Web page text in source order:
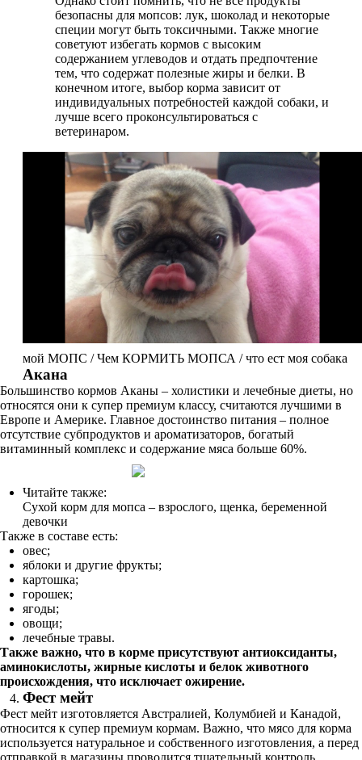
безопасны для мопсов: лук, шоколад и некоторые
специи могут быть токсичными. Также многие
советуют избегать кормов с высоким
содержанием углеводов и отдать предпочтение
тем, что содержат полезные жиры и белки. В
конечном итоге, выбор корма зависит от
индивидуальных потребностей каждой собаки, и
лучше всего проконсультироваться с
ветеринаром.
мой МОПС / Чем КОРМИТЬ МОПСА / что ест моя собака
Акана
Большинство кормов Аканы – холистики и лечебные диеты, но
относятся они к супер премиум классу, считаются лучшими в
Европе и Америке. Главное достоинство питания – полное
отсутствие субпродуктов и ароматизаторов, богатый
витаминный комплекс и содержание мяса больше 60%.
Читайте также:
Сухой корм для мопса – взрослого, щенка, беременной
девочки
Также в составе есть:
овес;
яблоки и другие фрукты;
картошка;
горошек;
ягоды;
овощи;
лечебные травы.
Также важно, что в корме присутствуют антиоксиданты,
аминокислоты, жирные кислоты и белок животного
происхождения, что исключает ожирение.
Фест мейт
Фест мейт изготовляется Австралией, Колумбией и Канадой,
относится к супер премиум кормам. Важно, что мясо для корма
используется натуральное и собственного изготовления, а перед
отправкой в магазины проводится тщательный контроль